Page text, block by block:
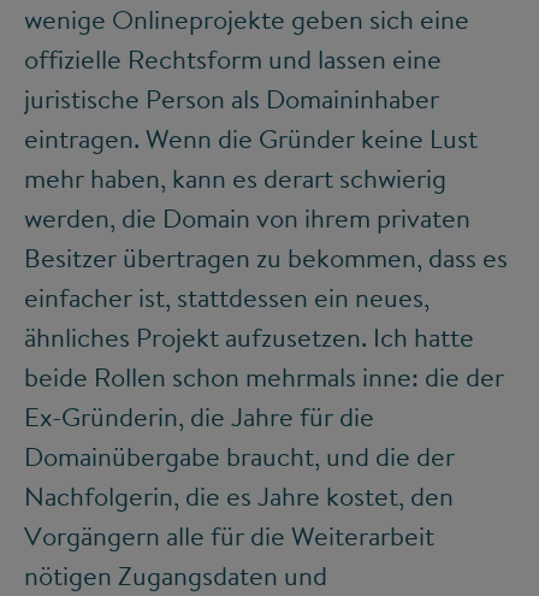
wenige Onlineprojekte geben sich eine
offizielle Rechtsform und lassen eine
juristische Person als Domaininhaber
eintragen. Wenn die Gründer keine Lust
mehr haben, kann es derart schwierig
werden, die Domain von ihrem privaten
Besitzer übertragen zu bekommen, dass es
einfacher ist, stattdessen ein neues,
ähnliches Projekt aufzusetzen. Ich hatte
beide Rollen schon mehrmals inne: die der
Ex-Gründerin, die Jahre für die
Domainübergabe braucht, und die der
Nachfolgerin, die es Jahre kostet, den
Vorgängern alle für die Weiterarbeit
nötigen Zugangsdaten und